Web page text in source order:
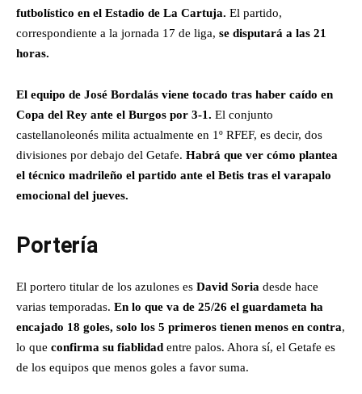
futbolístico en el Estadio de La Cartuja. El partido,
correspondiente a la jornada 17 de liga, se disputará a las 21
horas.
El equipo de José Bordalás viene tocado tras haber caído en
Copa del Rey ante el Burgos por 3-1. El conjunto
castellanoleonés milita actualmente en 1º RFEF, es decir, dos
divisiones por debajo del Getafe. Habrá que ver cómo plantea
el técnico madrileño el partido ante el Betis tras el varapalo
emocional del jueves.
Portería
El portero titular de los azulones es David Soria desde hace
varias temporadas. En lo que va de 25/26 el guardameta ha
encajado 18 goles, solo los 5 primeros tienen menos en contra,
lo que confirma su fiablidad entre palos. Ahora sí, el Getafe es
de los equipos que menos goles a favor suma.